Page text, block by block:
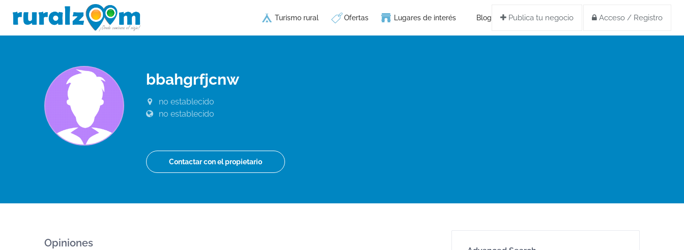
Publica tu negocio Acceso / Registro
Turismo rural Ofertas Lugares de interés Blog
bbahgrfjcnw
no establecido
no establecido
Contactar con el propietario
Opiniones